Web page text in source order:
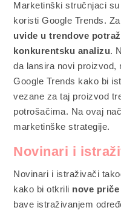
Marketinški stručnjaci
koristi Google Trends.
uvide u trendove
konkurentsku analizu.
da lansira novi
Google Trends kako bi
vezane za taj proizvod
potrošačima. Na ovaj
marketinške strategije.
Novinari i
Novinari i istraživači
kako bi otkrili nove
bave istraživanjem